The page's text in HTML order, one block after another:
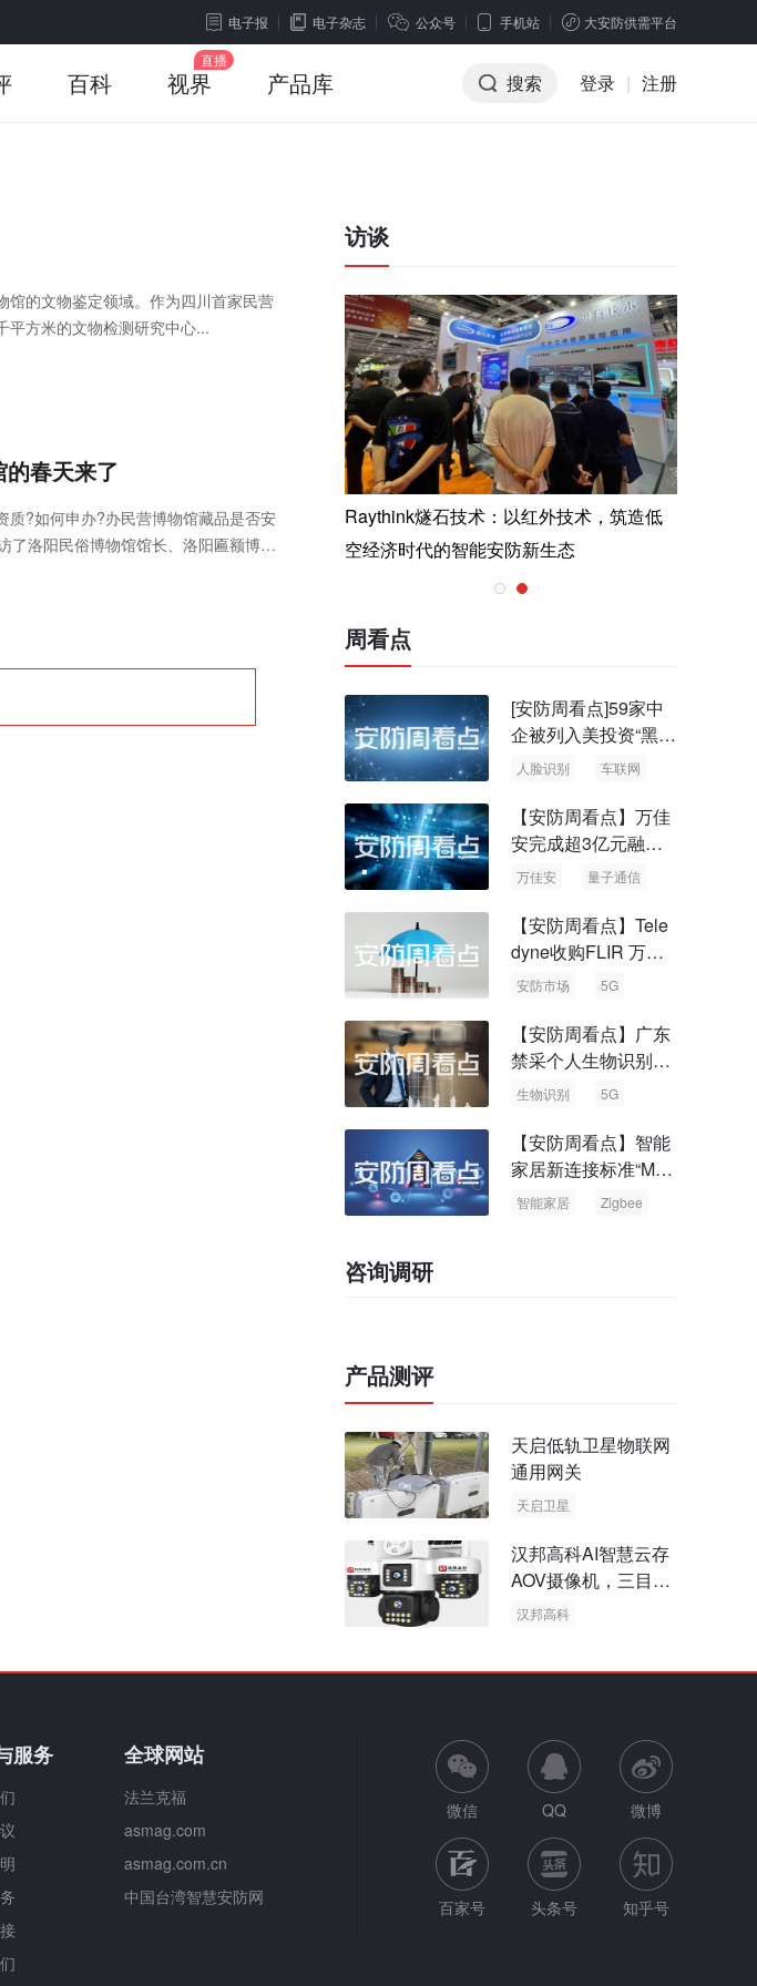
电子报 电子杂志 公众号 手机站 大安防供需平台
百科 视界 产品库 搜索 登录 | 注册
馆的文物鉴定领域。作为四川首家民营
平方米的文物检测研究中心...
春天来了
质?如何申办?办民营博物馆藏品是否安
了洛阳民俗博物馆馆长、洛阳匾额博物
访谈
智联航空：无人机赋能应急救援与医疗运
输行业创新
Raythink燧石技术：以红外技术，筑造低
空经济时代的智能安防新生态
周看点
[安防周看点]59家中
企被列入美投资“黑名
单” 中国信通院启动
人脸识别 车联网
【安防周看点】万佳
安完成超3亿元融资
国内首批量子通信标
万佳安 量子通信
【安防周看点】Tele
dyne收购FLIR 万物
云新品牌“万御安防”
安防市场 5G
【安防周看点】广东
禁采个人生物识别信
息 中国5G基站占全
生物识别 5G
【安防周看点】智能
家居新连接标准“Matt
er” Zigbee联盟更名
智能家居 Zigbee
咨询调研
产品测评
天启低轨卫星物联网
通用网关
天启卫星
汉邦高科AI智慧云存
AOV摄像机，三目太
阳能多摄球机
汉邦高科
服务 全球网站
法兰克福
asmag.com
asmag.com.cn
中国台湾智慧安防网
微信 QQ 微博
百家号 头条号 知乎号